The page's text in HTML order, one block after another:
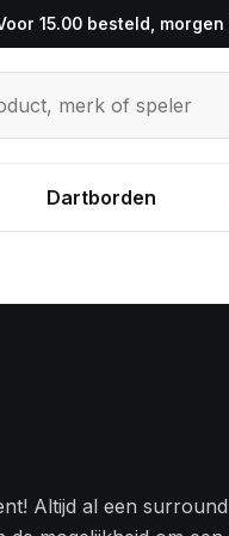
15.00 besteld,
merk of speler
Dartborden
Altijd al een